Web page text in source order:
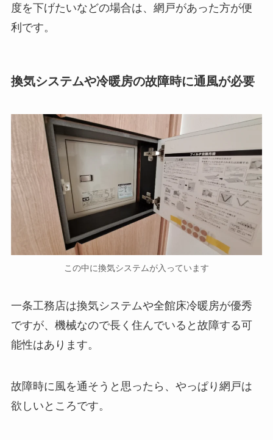
度を下げたいなどの場合は、網戸があった方が便
利です。
換気システムや冷暖房の故障時に通風が必要
この中に換気システムが入っています
一条工務店は換気システムや全館床冷暖房が優秀
ですが、機械なので長く住んでいると故障する可
能性はあります。
故障時に風を通そうと思ったら、やっぱり網戸は
欲しいところです。